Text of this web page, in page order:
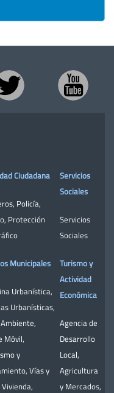
Ciudadana
, Policía,
, Protección
Municipales
Urbanística,
Urbanísticas,
,
Móvil,
y
, Vías y
Vivienda,
Servicios
Sociales
Servicios
Sociales
Turismo y
Actividad
Económica
Agencia de
Desarrollo
Local,
Agricultura
y Mercados,